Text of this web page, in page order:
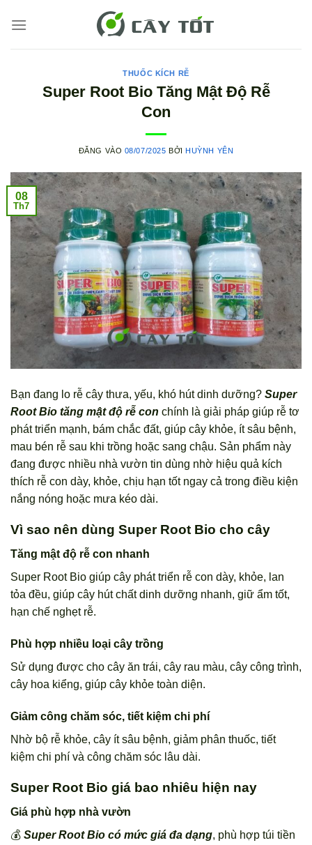
qua
THUỐC KÍCH RỄ
Super Root Bio Tăng Mật Độ Rễ
Con
ĐĂNG VÀO 08/07/2025 BỞIHUỲNH YÊN
08
Th7
Bạn đang lo rễ cây thưa, yếu, khó hút dinh dưỡng? Super
Root Bio tăng mật độ rễ con chính là giải pháp giúp rễ tơ
phát triển mạnh, bám chắc đất, giúp cây khỏe, ít sâu bệnh,
mau bén rễ sau khi trồng hoặc sang chậu. Sản phẩm này
đang được nhiều nhà vườn tin dùng nhờ hiệu quả kích
thích rễ con dày, khỏe, chịu hạn tốt ngay cả trong điều kiện
nắng nóng hoặc mưa kéo dài.
Vì sao nên dùng Super Root Bio cho cây
Tăng mật độ rễ con nhanh
Super Root Bio giúp cây phát triển rễ con dày, khỏe, lan
tỏa đều, giúp cây hút chất dinh dưỡng nhanh, giữ ẩm tốt,
hạn chế nghẹt rễ.
Phù hợp nhiều loại cây trồng
Sử dụng được cho cây ăn trái, cây rau màu, cây công trình,
cây hoa kiểng, giúp cây khỏe toàn diện.
Giảm công chăm sóc, tiết kiệm chi phí
Nhờ bộ rễ khỏe, cây ít sâu bệnh, giảm phân thuốc, tiết
kiệm chi phí và công chăm sóc lâu dài.
Super Root Bio giá bao nhiêu hiện nay
Giá phù hợp nhà vườn
💰 Super Root Bio có mức giá đa dạng, phù hợp túi tiền